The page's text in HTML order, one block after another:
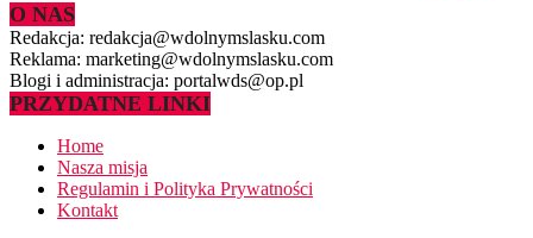
O NAS
Redakcja: redakcja@wdolnymslasku.com
Reklama: marketing@wdolnymslasku.com
Blogi i administracja: portalwds@op.pl
PRZYDATNE LINKI
Home
Nasza misja
Regulamin i Polityka Prywatności
Kontakt